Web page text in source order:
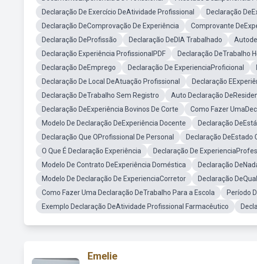
Declaração De Exercício DeAtividade Profissional
Declaração
Declaração DeComprovação De Experiência
Comprovante
Declaração DeProfissão
Declaração DeDIA Trabalhado
Declaração Experiência ProfissionalPDF
Declaração DeTrabalho
Declaração DeEmprego
Declaração De ExperienciaProficional
Declaração De Local DeAtuação Profissional
Declaração
Declaração DeTrabalho Sem Registro
Auto Declaração
Declaração DeExperiência Bovinos De Corte
Como Fazer
Modelo De Declaração DeExperiência Docente
Declaração
Declaração Que OProfissional De Personal
Declaração DeEstado
O Que É Declaração Experiência
Declaração De
Modelo De Contrato DeExperiência Doméstica
Declaração
Modelo De Declaração De ExperienciaCorretor
Declaração
Como Fazer Uma Declaração DeTrabalho Para a Escola
Período
Exemplo Declaração DeAtividade Profissional Farmacêutico
Emelie